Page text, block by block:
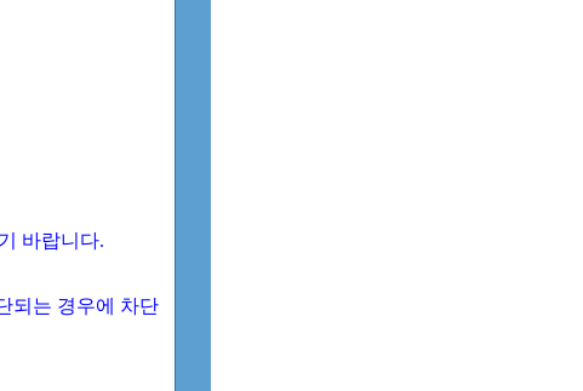
바랍니다.
되는 경우에 차단